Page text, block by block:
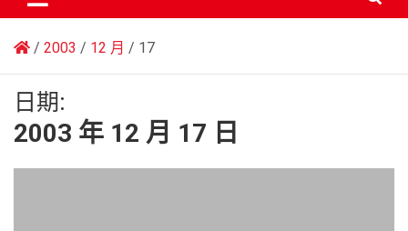
2003 12 月 17
日期:
2003 年 12 月 17 日